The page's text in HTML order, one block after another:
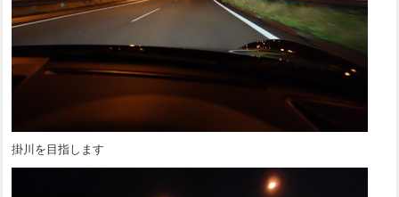
掛川を目指します